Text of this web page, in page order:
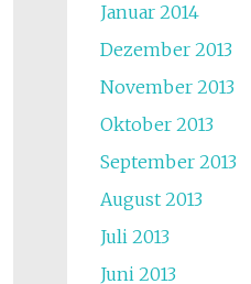
Januar 2014
Dezember 2013
November 2013
Oktober 2013
September 2013
August 2013
Juli 2013
Juni 2013